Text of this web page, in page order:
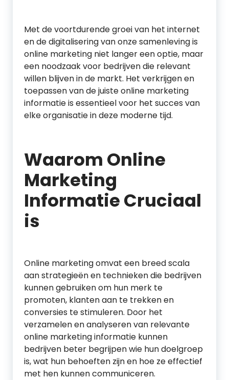
Met de voortdurende groei van het internet
en de digitalisering van onze samenleving is
online marketing niet langer een optie, maar
een noodzaak voor bedrijven die relevant
willen blijven in de markt. Het verkrijgen en
toepassen van de juiste online marketing
informatie is essentieel voor het succes van
elke organisatie in deze moderne tijd.
Waarom Online
Marketing
Informatie Cruciaal
is
Online marketing omvat een breed scala
aan strategieën en technieken die bedrijven
kunnen gebruiken om hun merk te
promoten, klanten aan te trekken en
conversies te stimuleren. Door het
verzamelen en analyseren van relevante
online marketing informatie kunnen
bedrijven beter begrijpen wie hun doelgroep
is, wat hun behoeften zijn en hoe ze effectief
met hen kunnen communiceren.